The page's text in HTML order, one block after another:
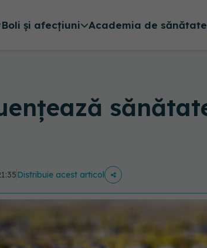
Boli și afecțiuni Academia de sănătate
Distribuie acest articol